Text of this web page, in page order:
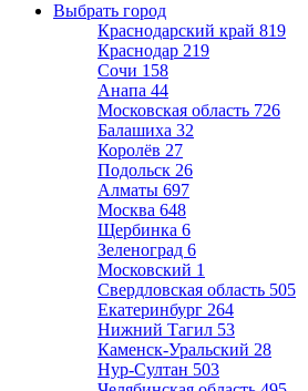
Выбрать город
Краснодарский край 819
Краснодар 219
Сочи 158
Анапа 44
Московская область 726
Балашиха 32
Королёв 27
Подольск 26
Алматы 697
Москва 648
Щербинка 6
Зеленоград 6
Московский 1
Свердловская область 505
Екатеринбург 264
Нижний Тагил 53
Каменск-Уральский 28
Нур-Султан 503